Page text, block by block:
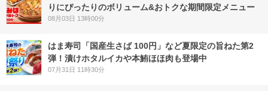
りにぴったりのボリューム&おトクな期間限定メニュー
08月03日 13時00分
はま寿司「国産生さば 100円」など夏限定の旨ねた第2
弾！漬けホタルイカや本鮪ほほ肉も登場中
07月31日 11時30分